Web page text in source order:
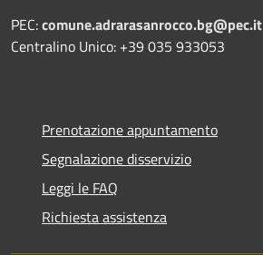
PEC:comune.adrarasanrocco.bg@pec.it
Centralino Unico: +39 035 933053
Prenotazione appuntamento
Segnalazione disservizio
Leggi le FAQ
Richiesta assistenza